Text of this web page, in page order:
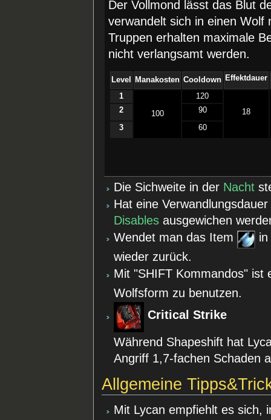
Der Vollmond lässt das Blut
verwandelt sich in einen
Truppen erhalten maximale
nicht verlangsamt werden.
Level Manakosten Cooldown Effektdauer
1
100
120
18
2 90
3 60
Die Sichweite in der Nacht
Hat eine
Disables ausgewichen
Wendet man das Item
wieder zurück.
Mit "SHIFT Kommandos"
Wolfsform zu benutzen.
Critical Strike
Während Shapeshift hat
Angriff 1,7-fachen Schaden
Allgemeine
Mit Lycan empfiehlt es sich,